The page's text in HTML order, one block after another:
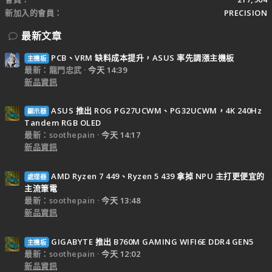
新加入的會員
PRECISION
最新文章
主機板
PCB、VRM 缺料成本提升，ASUS 率先調漲主機板
最新：龍門忠武
今天 14:39
新品資訊
顯示器 ASUS 推出 ROG PG27UCWM、PG32UCWM，4K 240Hz
Tandem RGB OLED
最新：soothepain
今天 14:17
新品資訊
處理器 AMD Ryzen 7 449、Ryzen 5 439 拿掉 NPU 主打更便宜的
主流筆電
最新：soothepain
今天 13:48
新品資訊
主機板
GIGABYTE 推出 B760M GAMING WIFI6E DDR4 GEN5
最新：soothepain
今天 12:02
新品資訊